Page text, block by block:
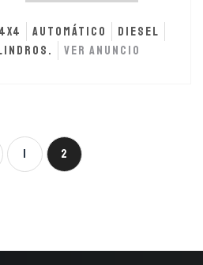
Automático
Diesel
Ver anuncio
ANUNCIO
1 2